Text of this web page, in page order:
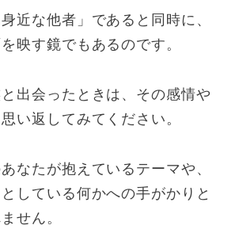
近な他者」であると同時に、
映す鏡でもあるのです。
出会ったときは、その感情や
い返してみてください。
なたが抱えているテーマや、
している何かへの手がかりと
せん。